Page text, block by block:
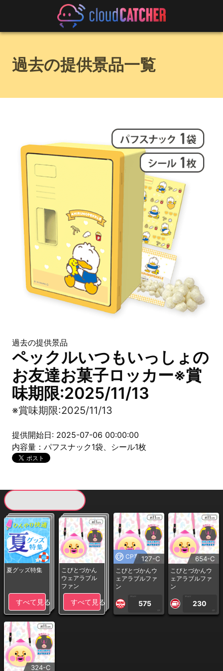
過去の提供景品一覧
過去の提供景品
ペックルいつもいっしょの
お友達お菓子ロッカー※賞
味期限:2025/11/13
※賞味期限:2025/11/13
提供開始日: 2025-07-06 00:00:00
内容量：パフスナック1袋、シール1枚
夏グッズ特集
すべて見る
こびとづかん
ウェアラブル
ファン
すべて見る
CP専用127-C
こびとづかんウ
ェアラブルファ
ン
1PLAY
575
CP
654-C
こびとづかんウ
ェアラブルファ
ン
1PLAY
230
CP
324-C